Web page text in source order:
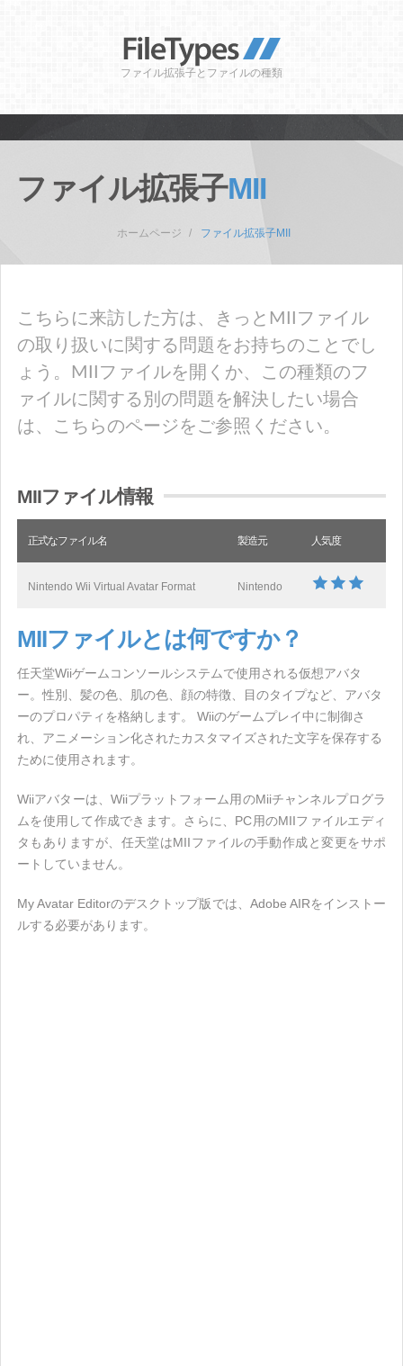
ファイル拡張子とファイルの種類
ファイル拡張子MII
ホームページ ファイル拡張子MII
こちらに来訪した方は、きっとMIIファイル
の取り扱いに関する問題をお持ちのことでし
ょう。MIIファイルを開くか、この種類のフ
ァイルに関する別の問題を解決したい場合
は、こちらのページをご参照ください。
MIIファイル情報
正式なファイル名 製造元 人気度
Nintendo Wii Virtual Avatar Format Nintendo
MIIファイルとは何ですか？
任天堂Wiiゲームコンソールシステムで使用される仮想アバタ
ー。性別、髪の色、肌の色、顔の特徴、目のタイプなど、アバタ
ーのプロパティを格納します。 Wiiのゲームプレイ中に制御さ
れ、アニメーション化されたカスタマイズされた文字を保存する
ために使用されます。
Wiiアバターは、Wiiプラットフォーム用のMiiチャンネルプログラ
ムを使用して作成できます。さらに、PC用のMIIファイルエディ
タもありますが、任天堂はMIIファイルの手動作成と変更をサポ
ートしていません。
My Avatar Editorのデスクトップ版では、Adobe AIRをインストー
ルする必要があります。